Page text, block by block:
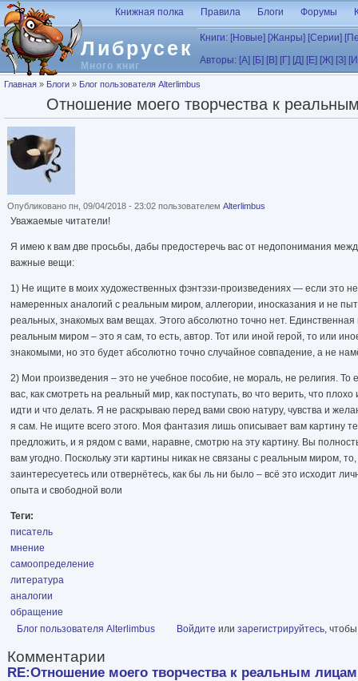
Перейти к основному содержанию
Либрусек
Много книг
Книжная полка Правила Блоги Форумы
Книги: [Новые] [Жанры] [Серии]
Авторы: [А] [Б] [В] [Г] [Д] [Е] [Ж] [З]
Вы здесь
Главная » Блоги » Блог пользователя Alterlimbus
Отношение моего творчества к
Опубликовано пн, 09/04/2018 - 23:02 пользователем Alterlimbus
Уважаемые читатели!
Я имею к вам две просьбы, дабы предостеречь вас от недопонимания
важные вещи:
1) Не ищите в моих художественных фэнтэзи-произведениях — если это
намеренных аналогий с реальным миром, аллегории, иносказания и не
реальных, знакомых вам вещах. Этого абсолютно точно нет.
реальным миром – это я сам, то есть, автор. Тот или иной герой, то или
знакомыми, но это будет абсолютно точно случайное совпадение, а не
2) Мои произведения – это не учебное пособие, не мораль, не религия. То
вас, как смотреть на реальный мир, как поступать, во что верить, что
идти и что делать. Я не раскрываю перед вами свою натуру, чувства и
я сам. Не ищите всего этого. Моя фантазия лишь описывает вам картину
предложить, и я рядом с вами, наравне, смотрю на эту картину. Вы
вам угодно. Поскольку эти картины никак не связаны с реальным миром,
заинтересуетесь или отвернётесь, как бы ль ни было – всё это исходит
опыта и свободной воли
Теги:
писатель
мнение
самоопределение
литература
аналогии
обращение
Блог пользователя Alterlimbus
Войдите или зарегистрируйтесь,
Комментарии
RE:Отношение моего творчества к реальным